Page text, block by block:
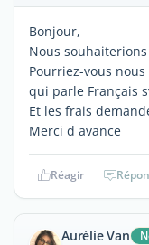
Bonjour,
Nous
Pourriez-vous
qui parle Français
Et les frais
Merci d avance
Réagir
Aurélie Van